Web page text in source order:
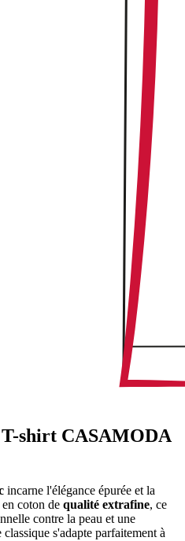
T-shirt CASAMODA
incarne l'élégance épurée et la
coton de qualité extrafine, ce
contre la peau et une
s'adapte parfaitement à